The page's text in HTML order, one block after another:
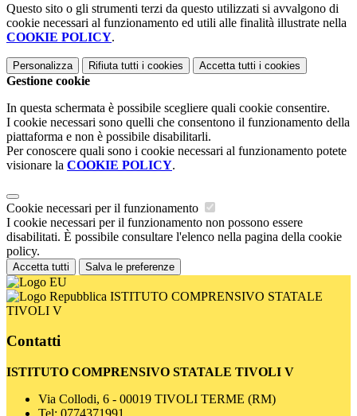
Questo sito o gli strumenti terzi da questo utilizzati si avvalgono di
cookie necessari al funzionamento ed utili alle finalità illustrate nella
COOKIE POLICY.
Personalizza Rifiuta tutti i cookies Accetta tutti i cookies
Gestione cookie
In questa schermata è possibile scegliere quali cookie consentire.
I cookie necessari sono quelli che consentono il funzionamento della
piattaforma e non è possibile disabilitarli.
Per conoscere quali sono i cookie necessari al funzionamento potete
visionare la COOKIE POLICY.
Cookie necessari per il funzionamento
I cookie necessari per il funzionamento non possono essere
disabilitati. È possibile consultare l'elenco nella pagina della cookie
policy.
Accetta tutti Salva le preferenze
ISTITUTO COMPRENSIVO STATALE
TIVOLI V
Contatti
ISTITUTO COMPRENSIVO STATALE TIVOLI V
Via Collodi, 6 - 00019 TIVOLI TERME (RM)